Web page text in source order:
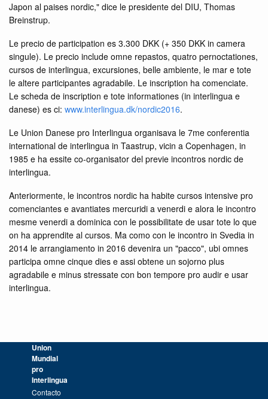
Japon al paises nordic," dice le presidente del DIU, Thomas
Breinstrup.
Le precio de participation es 3.300 DKK (+ 350 DKK in camera
singule). Le precio include omne repastos, quatro pernoctationes,
cursos de interlingua, excursiones, belle ambiente, le mar e tote
le altere participantes agradabile. Le inscription ha comenciate.
Le scheda de inscription e tote informationes (in interlingua e
danese) es ci: www.interlingua.dk/nordic2016.
Le Union Danese pro Interlingua organisava le 7me conferentia
international de interlingua in Taastrup, vicin a Copenhagen, in
1985 e ha essite co-organisator del previe incontros nordic de
interlingua.
Anteriormente, le incontros nordic ha habite cursos intensive pro
comenciantes e avantiates mercuridi a venerdi e alora le incontro
mesme venerdi a dominica con le possibilitate de usar tote lo que
on ha apprendite al cursos. Ma como con le incontro in Svedia in
2014 le arrangiamento in 2016 devenira un "pacco", ubi omnes
participa omne cinque dies e assi obtene un sojorno plus
agradabile e minus stressate con bon tempore pro audir e usar
interlingua.
Union
Mundial
pro
Interlingua
Contacto